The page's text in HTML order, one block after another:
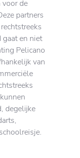
voor de
partners
en niet
Pelicano
van
degelijke